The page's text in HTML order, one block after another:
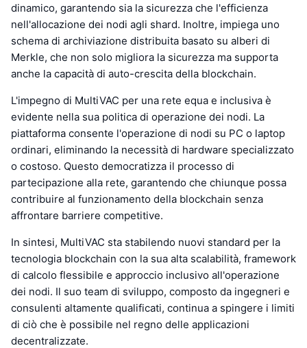
dinamico, garantendo sia la sicurezza che l'efficienza
nell'allocazione dei nodi agli shard. Inoltre, impiega uno
schema di archiviazione distribuita basato su alberi di
Merkle, che non solo migliora la sicurezza ma supporta
anche la capacità di auto-crescita della blockchain.
L'impegno di MultiVAC per una rete equa e inclusiva è
evidente nella sua politica di operazione dei nodi. La
piattaforma consente l'operazione di nodi su PC o laptop
ordinari, eliminando la necessità di hardware specializzato
o costoso. Questo democratizza il processo di
partecipazione alla rete, garantendo che chiunque possa
contribuire al funzionamento della blockchain senza
affrontare barriere competitive.
In sintesi, MultiVAC sta stabilendo nuovi standard per la
tecnologia blockchain con la sua alta scalabilità, framework
di calcolo flessibile e approccio inclusivo all'operazione
dei nodi. Il suo team di sviluppo, composto da ingegneri e
consulenti altamente qualificati, continua a spingere i limiti
di ciò che è possibile nel regno delle applicazioni
decentralizzate.